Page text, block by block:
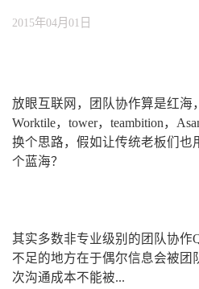
2015年04月01日
放眼互联网，团队协作算是红海
Worktile，tower，teambition，
换个思路，假如让传统老板们也
个蓝海？
其实多数非专业级别的团队协作
不足的地方在于偶尔信息会被团
次沟通成本不能被...